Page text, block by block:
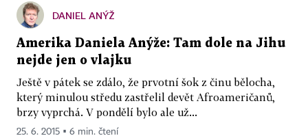
DANIEL ANÝŽ
Amerika Daniela Anýže: Tam dole na Jihu
nejde jen o vlajku
Ještě v pátek se zdálo, že prvotní šok z činu bělocha,
který minulou středu zastřelil devět Afroameričanů,
brzy vyprchá. V pondělí bylo ale už...
25. 6. 2015 ▪ 6 min. čtení